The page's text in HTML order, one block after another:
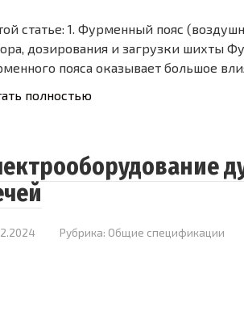
статье: 1. Фурменный пояс
дозирования и загрузки шихты
пояса оказывает большое
полностью
Рубрика: Общие спецификации